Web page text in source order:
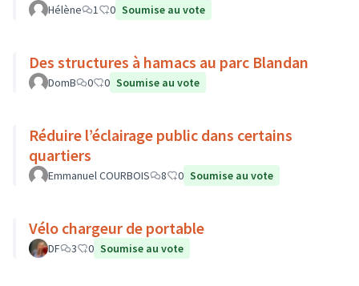
Hélène 1 0 Soumise au vote
Des structures à hamacs au parc Blandan
DomB 0 0 Soumise au vote
Réduire l’éclairage public dans certains
quartiers
Emmanuel COURBOIS 8 0 Soumise au vote
Vélo chargeur de portable
DF 3 0 Soumise au vote